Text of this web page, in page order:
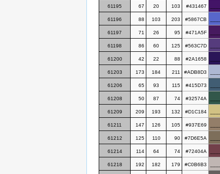
61195 67 20 103 #431467
61196 88 103 203 #5867CB
61197 71 26 95 #471A5F
61198 86 60 125 #563C7D
61200 42 22 88 #2A1658
61203 173 184 211 #ADB8D3
61206 65 93 115 #415D73
61208 50 87 74 #32574A
61209 209 193 132 #D1C184
61211 147 126 105 #937E69
61212 125 110 90 #7D6E5A
61214 114 64 74 #72404A
61218 192 182 179 #C0B6B3